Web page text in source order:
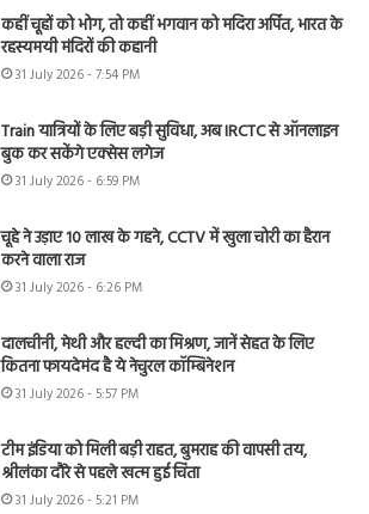
कहीं चूहों को भोग, तो कहीं भगवान को मदिरा अर्पित, भारत के
रहस्यमयी मंदिरों की कहानी
31 July 2026 - 7:54 PM
Train यात्रियों के लिए बड़ी सुविधा, अब IRCTC से ऑनलाइन
बुक कर सकेंगे एक्सेस लगेज
31 July 2026 - 6:59 PM
चूहे ने उड़ाए 10 लाख के गहने, CCTV में खुला चोरी का हैरान
करने वाला राज
31 July 2026 - 6:26 PM
दालचीनी, मेथी और हल्दी का मिश्रण, जानें सेहत के लिए
कितना फायदेमंद है ये नेचुरल कॉम्बिनेशन
31 July 2026 - 5:57 PM
टीम इंडिया को मिली बड़ी राहत, बुमराह की वापसी तय,
श्रीलंका दौरे से पहले खत्म हुई चिंता
31 July 2026 - 5:21 PM